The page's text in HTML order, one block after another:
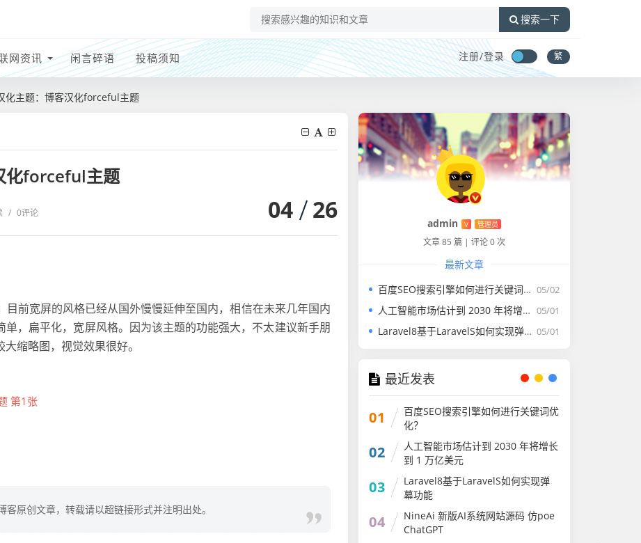
搜索一下
网资讯 闲言碎语 投稿须知 注册/登录 繁
化主题：博客汉化forceful主题
化forceful主题
/ 0评论 04 26
前宽屏的风格已经从国外慢慢延伸至国内，相信在未来几年国内
，扁平化，宽屏风格。因为该主题的功能强大，不太建议新手朋
缩略图，视觉效果很好。
原创文章，转载请以超链接形式并注明出处。
admin V 管理员
文章 85 篇 | 评论 0 次
最新文章
05/02
百度SEO搜索引擎如何进行关键词优化？
05/01
人工智能市场估计到 2030 年将增长到 1 万亿美元
05/01
Laravel8基于LaravelS如何实现弹幕功能
最近发表
01
百度SEO搜索引擎如何进行关键词优
化？
02
人工智能市场估计到 2030 年将增长
到 1 万亿美元
03
Laravel8基于LaravelS如何实现弹
幕功能
04
NineAi 新版AI系统网站源码 仿poe
ChatGPT